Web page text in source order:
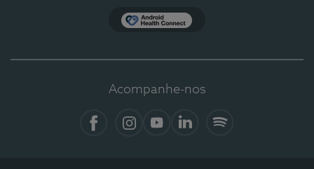
Acompanhe-nos